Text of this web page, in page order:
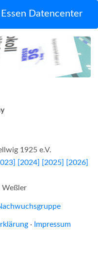
Essen Datencenter
1925 e.V.
[2024] [2025]
[2026]
Weßler
· Impressum